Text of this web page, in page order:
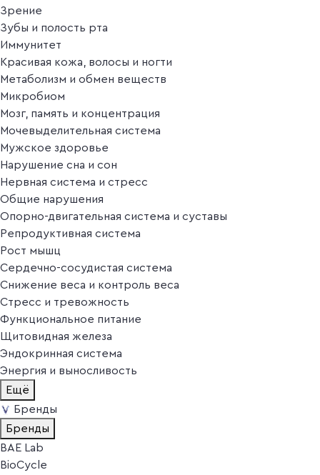
Зрение
Зубы и полость рта
Иммунитет
Красивая кожа, волосы и ногти
Метаболизм и обмен веществ
Микробиом
Мозг, память и концентрация
Мочевыделительная система
Мужское здоровье
Нарушение сна и сон
Нервная система и стресс
Общие нарушения
Опорно-двигательная система и суставы
Репродуктивная система
Рост мышц
Сердечно-сосудистая система
Снижение веса и контроль веса
Стресс и тревожность
Функциональное питание
Щитовидная железа
Эндокринная система
Энергия и выносливость
Ещё
Бренды
Бренды
BAE Lab
BioCycle